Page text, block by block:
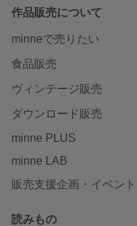
作品販売について
minneで売りたい
食品販売
ヴィンテージ販売
ダウンロード販売
minne PLUS
minne LAB
販売支援企画・イベント
読みもの